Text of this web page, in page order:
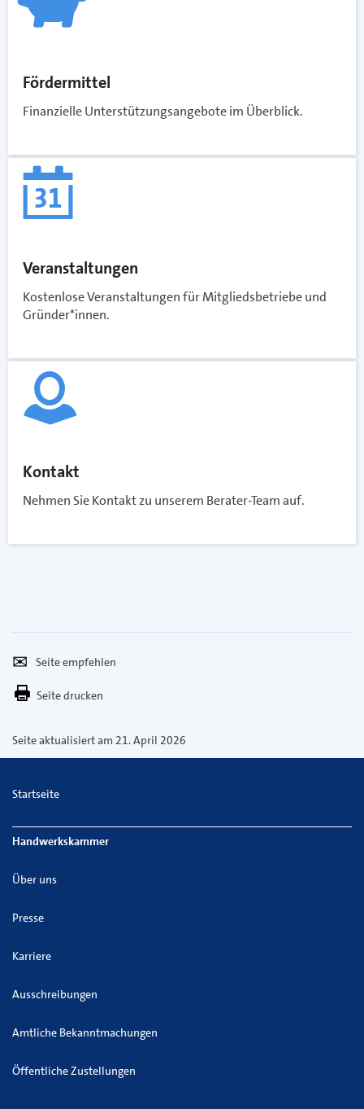
Fördermittel
Finanzielle Unterstützungsangebote im Überblick.
Veranstaltungen
Kostenlose Veranstaltungen für Mitgliedsbetriebe und
Gründer*innen.
Kontakt
Nehmen Sie Kontakt zu unserem Berater-Team auf.
empfehlen
Per
E-
versenden
Seite drucken
Seite aktualisiert am 21. April 2026
Startseite
Handwerkskammer
Über uns
Presse
Karriere
Ausschreibungen
Amtliche Bekanntmachungen
Öffentliche Zustellungen